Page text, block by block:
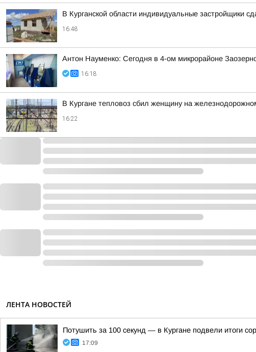
В Курганской области индивидуальные застройщики
16:48
Антон Науменко: Сегодня в 4-ом микрорайоне
16:18
В Кургане тепловоз сбил женщину на
16:22
ЛЕНТА НОВОСТЕЙ
Потушить за 100 секунд — в Кургане подвели итоги
17:09